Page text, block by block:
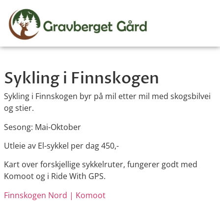
Sykling i Finnskogen
Sykling i Finnskogen byr på mil etter mil med skogsbilvei
og stier.
Sesong: Mai-Oktober
Utleie av El-sykkel per dag 450,-
Kart over forskjellige sykkelruter, fungerer godt med
Komoot og i Ride With GPS.
Finnskogen Nord | Komoot